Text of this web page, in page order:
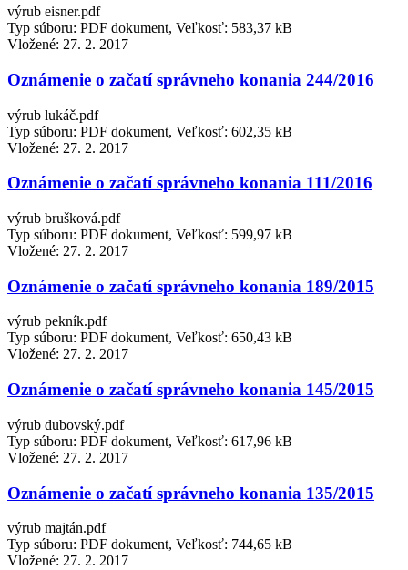
výrub eisner.pdf
Typ súboru: PDF dokument, Veľkosť: 583,37 kB
Vložené: 27. 2. 2017
Oznámenie o začatí správneho konania 244/2016
výrub lukáč.pdf
Typ súboru: PDF dokument, Veľkosť: 602,35 kB
Vložené: 27. 2. 2017
Oznámenie o začatí správneho konania 111/2016
výrub brušková.pdf
Typ súboru: PDF dokument, Veľkosť: 599,97 kB
Vložené: 27. 2. 2017
Oznámenie o začatí správneho konania 189/2015
výrub pekník.pdf
Typ súboru: PDF dokument, Veľkosť: 650,43 kB
Vložené: 27. 2. 2017
Oznámenie o začatí správneho konania 145/2015
výrub dubovský.pdf
Typ súboru: PDF dokument, Veľkosť: 617,96 kB
Vložené: 27. 2. 2017
Oznámenie o začatí správneho konania 135/2015
výrub majtán.pdf
Typ súboru: PDF dokument, Veľkosť: 744,65 kB
Vložené: 27. 2. 2017